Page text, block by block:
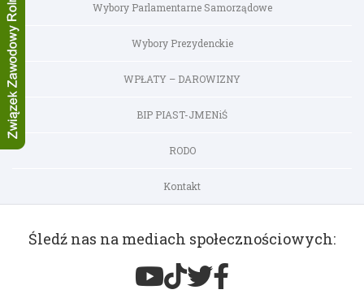
Wybory Parlamentarne Samorządowe
Wybory Prezydenckie
WPŁATY – DAROWIZNY
BIP PIAST-JMENiŚ
RODO
Kontakt
Śledź nas na mediach społecznościowych: